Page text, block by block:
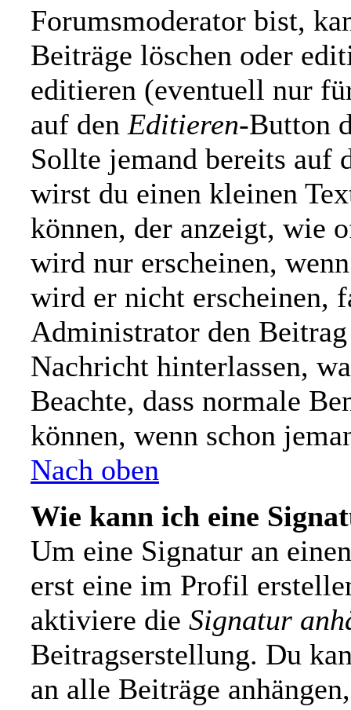
Forumsmoderator bist,
Beiträge löschen oder
editieren (eventuell nur
auf den Editieren-Button
Sollte jemand bereits auf
wirst du einen kleinen
können, der anzeigt, wie
wird nur erscheinen,
wird er nicht erscheinen,
Administrator den
Nachricht hinterlassen,
Beachte, dass normale
können, wenn schon
Nach oben
Wie kann ich eine
Um eine Signatur an
erst eine im Profil
aktiviere die Signatur
Beitragserstellung. Du
an alle Beiträge